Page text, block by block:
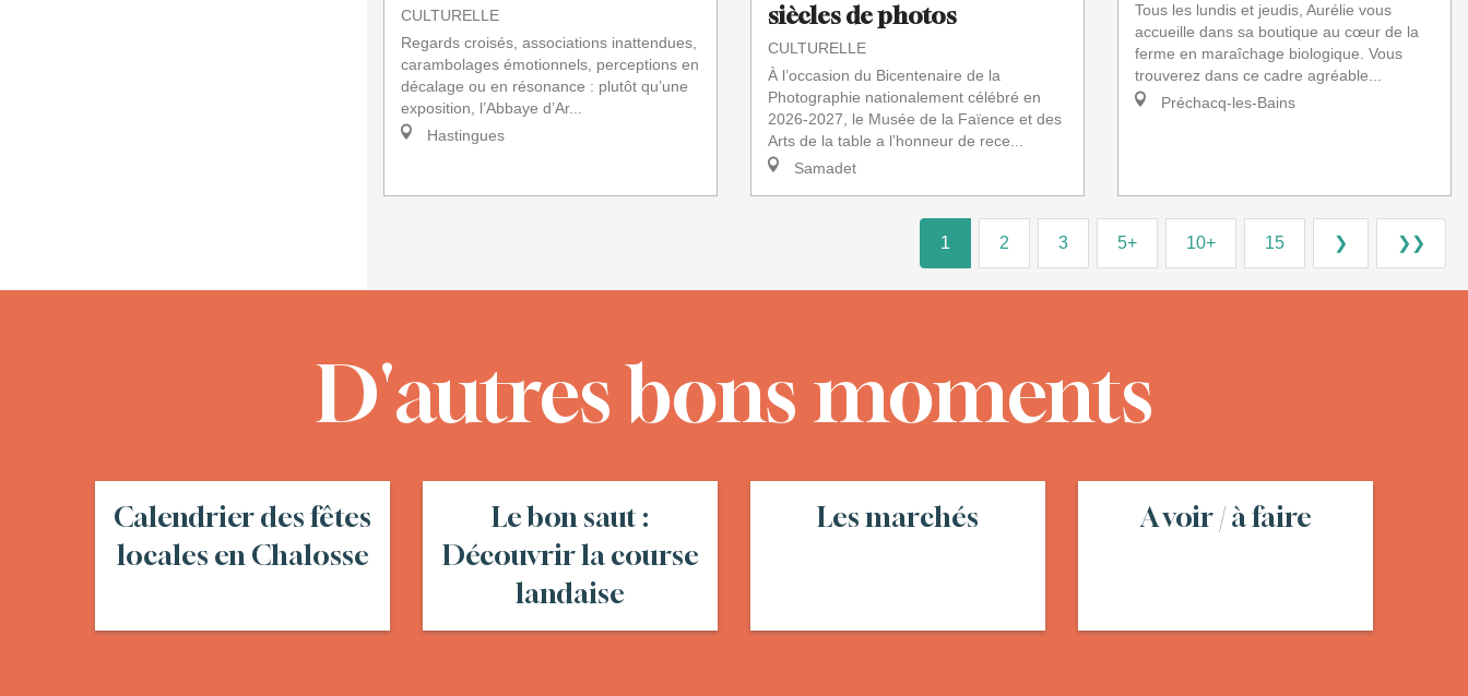
CULTURELLE
Regards croisés, associations inattendues,
carambolages émotionnels, perceptions en
décalage ou en résonance : plutôt qu’une
exposition, l’Abbaye d’Ar...
Hastingues
siècles de photos
CULTURELLE
À l’occasion du Bicentenaire de la
Photographie nationalement célébré en
2026-2027, le Musée de la Faïence et des
Arts de la table a l’honneur de rece...
Samadet
Tous les lundis et jeudis, Aurélie vous
accueille dans sa boutique au cœur de la
ferme en maraîchage biologique. Vous
trouverez dans ce cadre agréable...
Préchacq-les-Bains
1 2 3 5+ 10+ 15 ❯ ❯❯
D'autres bons moments
Calendrier des fêtes
locales en Chalosse
Le bon saut :
Découvrir la course
landaise
Les marchés A voir / à faire